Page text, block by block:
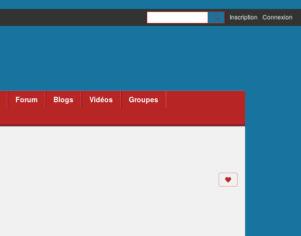
Inscription Connexion
Forum Blogs Vidéos
Groupes